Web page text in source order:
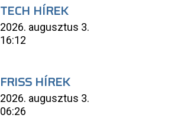
TECH HÍREK
2026. augusztus 3.
16:12
FRISS HÍREK
2026. augusztus 3.
06:26